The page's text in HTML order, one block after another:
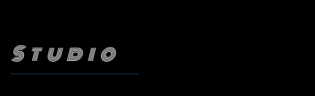
Studio